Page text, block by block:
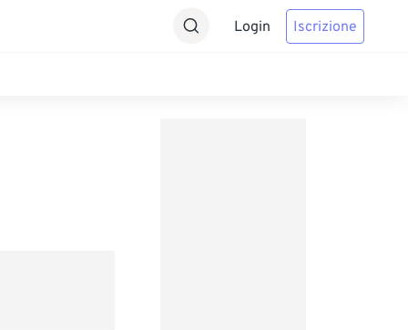
Login Iscrizione